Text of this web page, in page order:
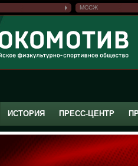
МССЖ
ИСТОРИЯ ПРЕСС-ЦЕНТР